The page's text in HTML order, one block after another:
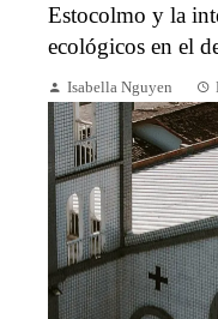
Estocolmo y la
ecológicos en el
Isabella Nguyen